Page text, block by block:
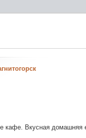
кафе. Вкусная